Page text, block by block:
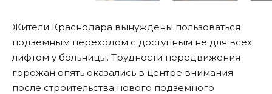
Жители Краснодара вынуждены пользоваться
подземным переходом с доступным не для всех
лифтом у больницы. Трудности передвижения
горожан опять оказались в центре внимания
после строительства нового подземного